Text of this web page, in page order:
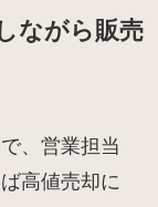
ながら販売
、営業担当
高値売却に